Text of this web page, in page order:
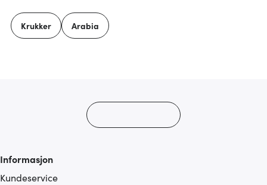
annonsering og analysearbeid, som kan kombinere den
med annen informasjon du har gjort tilgjengelig for dem,
Krukker Arabia
Informasjon
Kundeservice